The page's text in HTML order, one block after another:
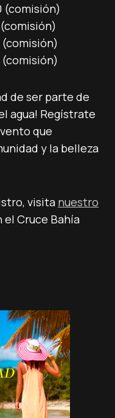
(comisión)
(comisión)
(comisión)
de ser parte de
agua! Regístrate
que
y la belleza
visita nuestro
el Cruce Bahía